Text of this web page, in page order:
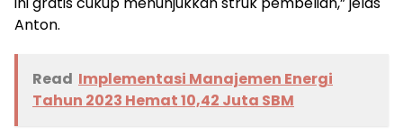
Anton.
Read Implementasi Manajemen Energi
Tahun 2023 Hemat 10,42 Juta SBM